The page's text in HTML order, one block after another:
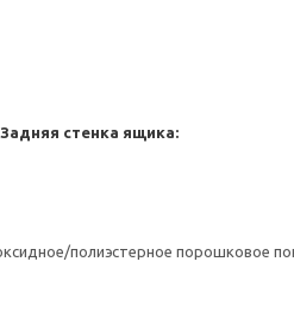
стенка ящика:
полиэстерное порошковое